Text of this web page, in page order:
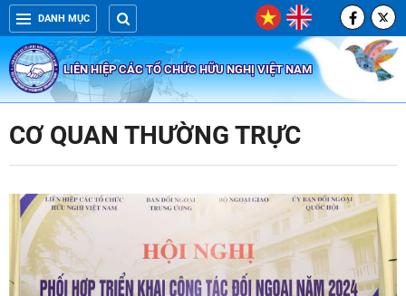
DANH MỤC
LIÊN HIỆP CÁC TỔ CHỨC HỮU NGHỊ VIỆT NAM
CƠ QUAN THƯỜNG TRỰC